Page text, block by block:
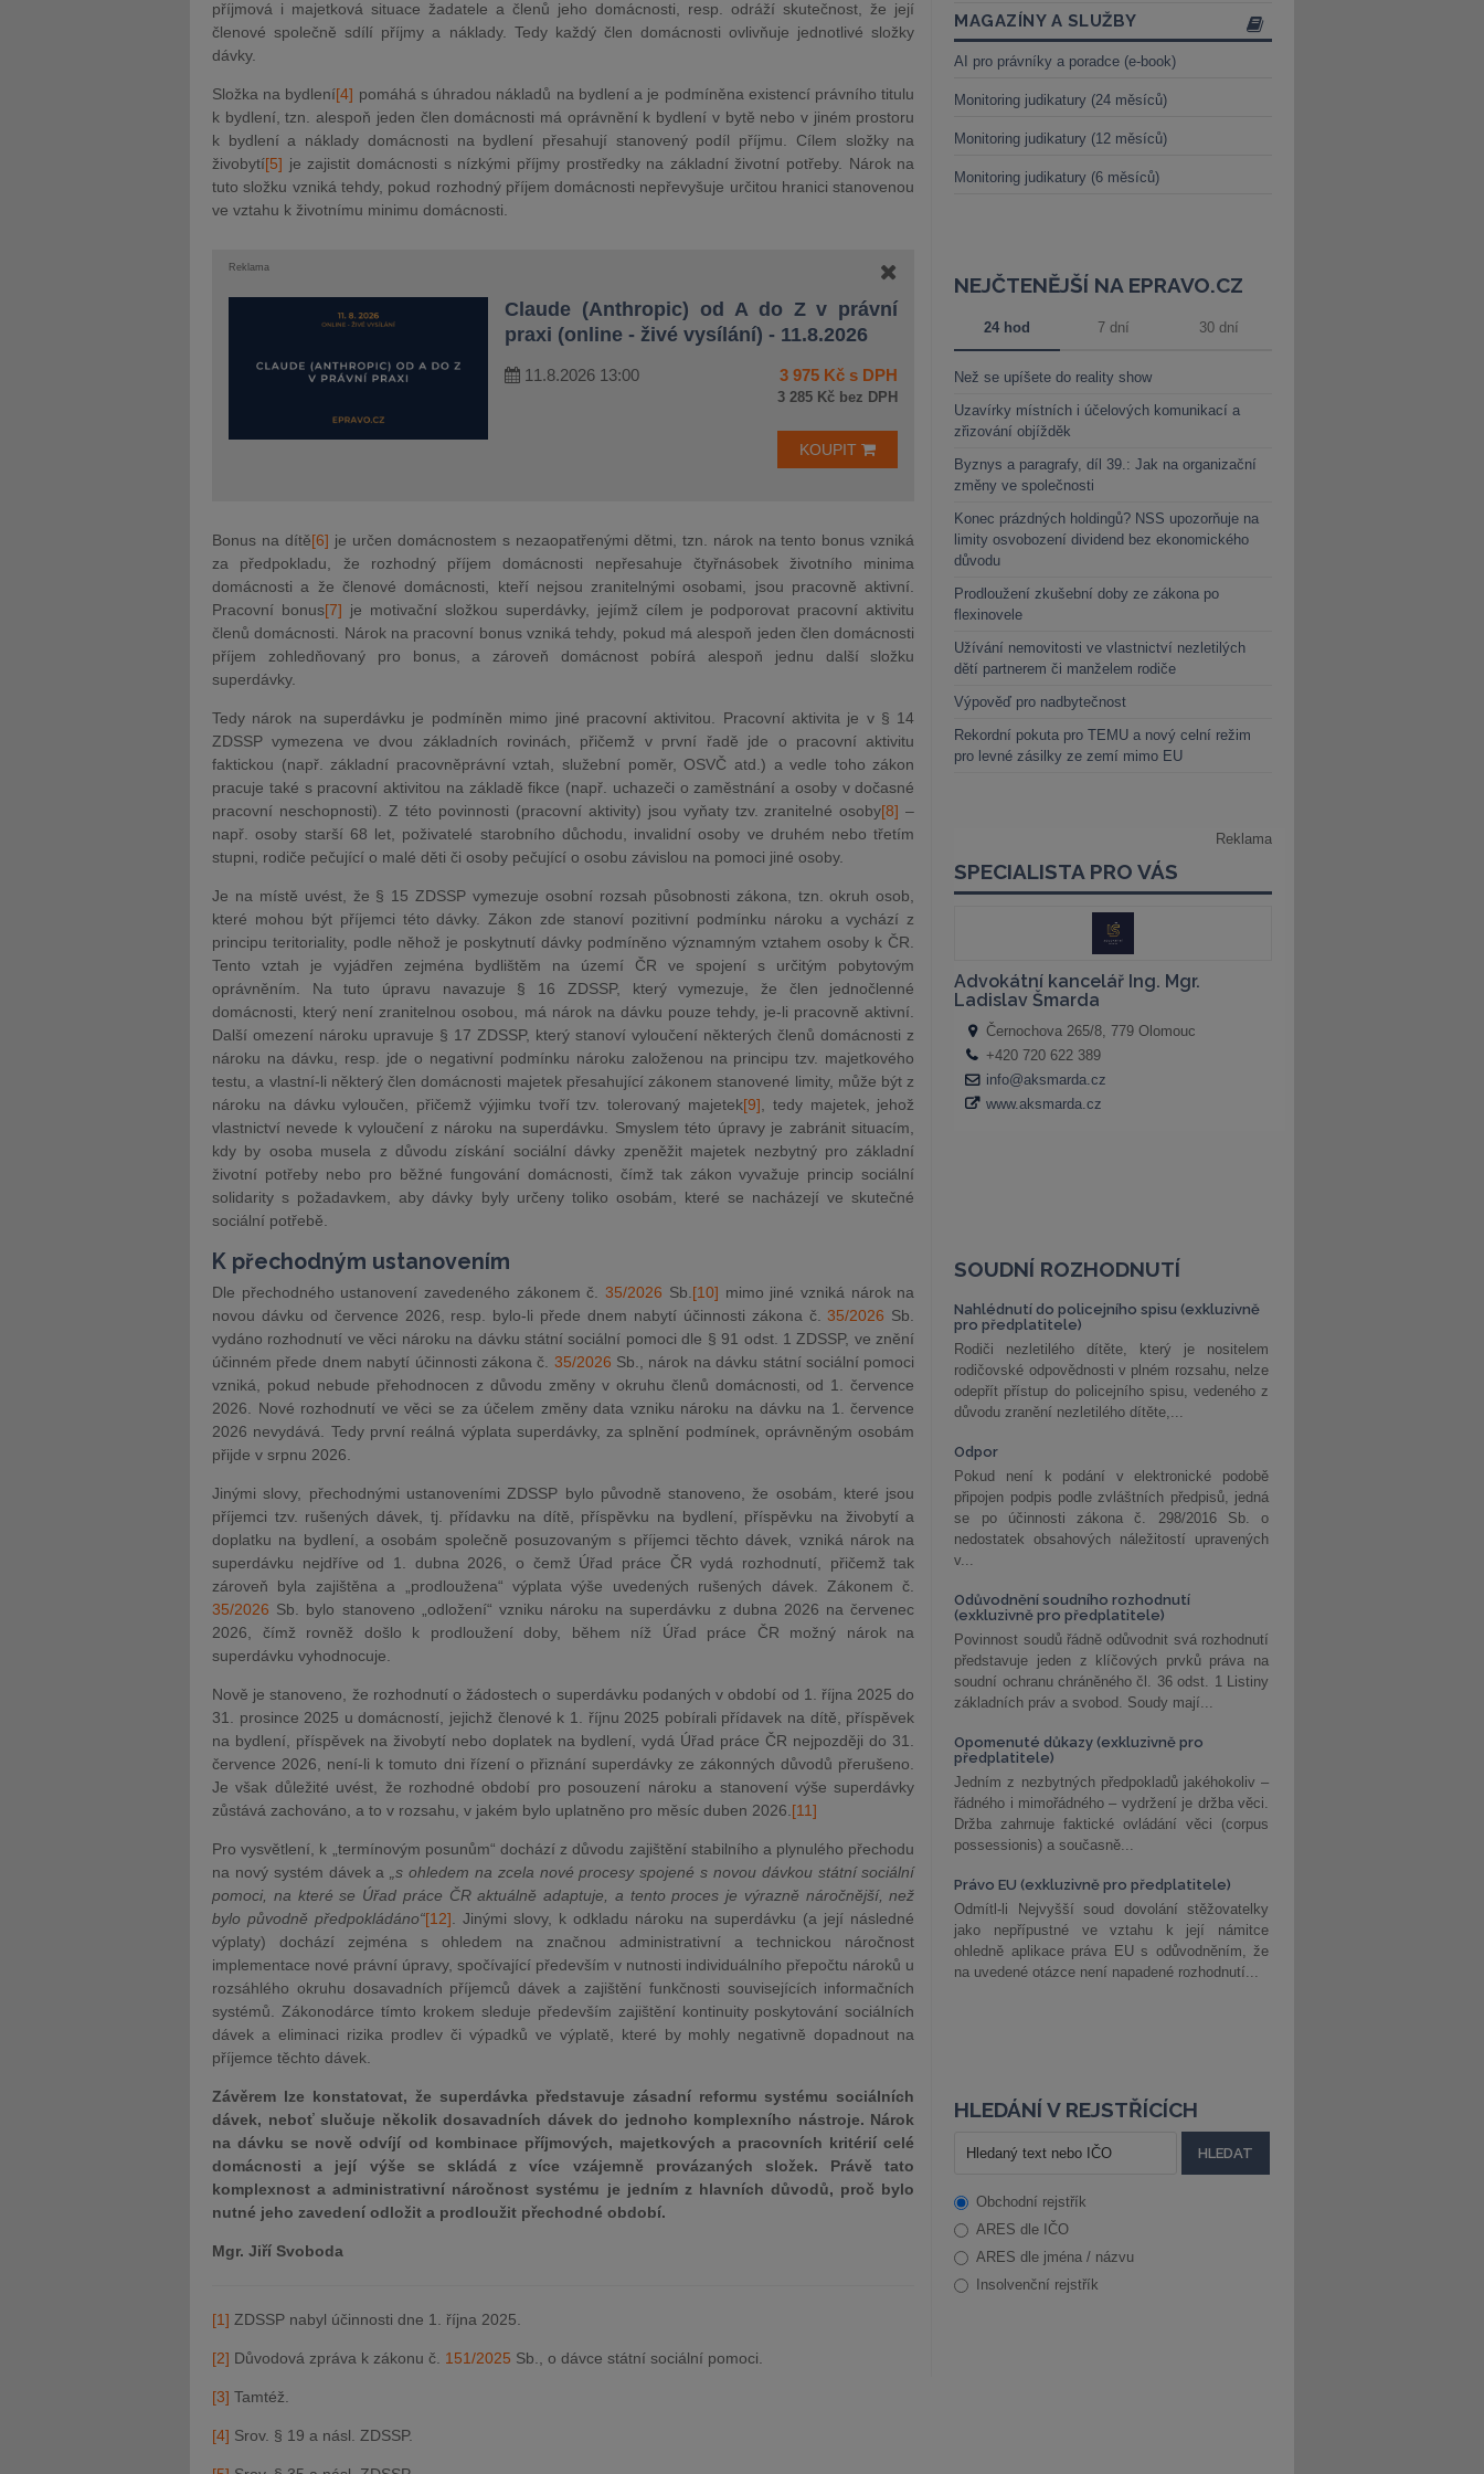
příjmová i majetková situace žadatele a členů jeho domácnosti, resp. odráží skutečnost, že její
členové společně sdílí příjmy a náklady. Tedy každý člen domácnosti ovlivňuje jednotlivé složky
dávky.
Složka na bydlení[4] pomáhá s úhradou nákladů na bydlení a je podmíněna existencí právního titulu
k bydlení, tzn. alespoň jeden člen domácnosti má oprávnění k bydlení v bytě nebo v jiném prostoru
k bydlení a náklady domácnosti na bydlení přesahují stanovený podíl příjmu.
Cílem složky na
živobytí[5] je zajistit domácnosti s nízkými příjmy prostředky na základní životní potřeby. Nárok na
tuto složku vzniká tehdy, pokud rozhodný příjem domácnosti nepřevyšuje určitou hranici stanovenou
ve vztahu k životnímu minimu domácnosti.
Reklama
Claude (Anthropic) od A do Z v právní
praxi (online - živé vysílání) - 11.8.2026
11.8.2026 13:00 3 975 Kč s DPH
3 285 Kč bez DPH
KOUPIT
Bonus na dítě[6] je určen domácnostem s nezaopatřenými dětmi, tzn. nárok na tento bonus vzniká
za předpokladu, že rozhodný příjem domácnosti nepřesahuje čtyřnásobek životního minima
domácnosti a že členové domácnosti, kteří nejsou zranitelnými osobami, jsou pracovně aktivní.
Pracovní bonus[7] je motivační složkou superdávky, jejímž cílem je podporovat pracovní aktivitu
členů domácnosti. Nárok na pracovní bonus vzniká tehdy, pokud má alespoň jeden člen domácnosti
příjem zohledňovaný pro bonus, a zároveň domácnost pobírá alespoň jednu další složku
superdávky.
Tedy nárok na superdávku je podmíněn mimo jiné pracovní aktivitou. Pracovní aktivita je v § 14
ZDSSP vymezena ve dvou základních rovinách, přičemž v první řadě jde o pracovní aktivitu
faktickou (např. základní pracovněprávní vztah, služební poměr, OSVČ atd.) a vedle toho zákon
pracuje také s pracovní aktivitou na základě fikce (např. uchazeči o zaměstnání a osoby v dočasné
pracovní neschopnosti). Z této povinnosti (pracovní aktivity) jsou vyňaty tzv. zranitelné osoby[8] –
např. osoby starší 68 let, poživatelé starobního důchodu, invalidní osoby ve druhém nebo třetím
stupni, rodiče pečující o malé děti či osoby pečující o osobu závislou na pomoci jiné osoby.
Je na místě uvést, že § 15 ZDSSP vymezuje osobní rozsah působnosti zákona, tzn. okruh osob,
které mohou být příjemci této dávky. Zákon zde stanoví pozitivní podmínku nároku a vychází z
principu teritoriality, podle něhož je poskytnutí dávky podmíněno významným vztahem osoby k ČR.
Tento vztah je vyjádřen zejména bydlištěm na území ČR ve spojení s určitým pobytovým
oprávněním. Na tuto úpravu navazuje § 16 ZDSSP, který vymezuje, že člen jednočlenné
domácnosti, který není zranitelnou osobou, má nárok na dávku pouze tehdy, je-li pracovně aktivní.
Další omezení nároku upravuje § 17 ZDSSP, který stanoví vyloučení některých členů domácnosti z
nároku na dávku, resp. jde o negativní podmínku nároku založenou na principu tzv. majetkového
testu, a vlastní-li některý člen domácnosti majetek přesahující zákonem stanovené limity, může být z
nároku na dávku vyloučen, přičemž výjimku tvoří tzv. tolerovaný majetek[9] , tedy majetek, jehož
vlastnictví nevede k vyloučení z nároku na superdávku. Smyslem této úpravy je zabránit situacím,
kdy by osoba musela z důvodu získání sociální dávky zpeněžit majetek nezbytný pro základní
životní potřeby nebo pro běžné fungování domácnosti, čímž tak zákon vyvažuje princip sociální
solidarity s požadavkem, aby dávky byly určeny toliko osobám, které se nacházejí ve skutečné
sociální potřebě.
K přechodným ustanovením
Dle přechodného ustanovení zavedeného zákonem č.35/2026 Sb. [10] mimo jiné vzniká nárok na
novou dávku od července 2026, resp. bylo-li přede dnem nabytí účinnosti zákona č.35/2026 Sb.
vydáno rozhodnutí ve věci nároku na dávku státní sociální pomoci dle § 91 odst. 1 ZDSSP, ve znění
účinném přede dnem nabytí účinnosti zákona č. 35/2026 Sb., nárok na dávku státní sociální pomoci
vzniká, pokud nebude přehodnocen z důvodu změny v okruhu členů domácnosti, od 1. července
2026. Nové rozhodnutí ve věci se za účelem změny data vzniku nároku na dávku na 1. července
2026 nevydává. Tedy první reálná výplata superdávky, za splnění podmínek, oprávněným osobám
přijde v srpnu 2026.
Jinými slovy, přechodnými ustanoveními ZDSSP bylo původně stanoveno, že osobám, které jsou
příjemci tzv. rušených dávek, tj. přídavku na dítě, příspěvku na bydlení, příspěvku na živobytí a
doplatku na bydlení, a osobám společně posuzovaným s příjemci těchto dávek, vzniká nárok na
superdávku nejdříve od 1. dubna 2026, o čemž Úřad práce ČR vydá rozhodnutí, přičemž tak
zároveň byla zajištěna a „prodloužena“ výplata výše uvedených rušených dávek. Zákonem č.
35/2026 Sb. bylo stanoveno „odložení“ vzniku nároku na superdávku z dubna 2026 na červenec
2026, čímž rovněž došlo k prodloužení doby, během níž Úřad práce ČR možný nárok na
superdávku vyhodnocuje.
Nově je stanoveno, že rozhodnutí o žádostech o superdávku podaných v období od 1. října 2025 do
31. prosince 2025 u domácností, jejichž členové k 1. říjnu 2025 pobírali přídavek na dítě, příspěvek
na bydlení, příspěvek na živobytí nebo doplatek na bydlení, vydá Úřad práce ČR nejpozději do 31.
července 2026, není-li k tomuto dni řízení o přiznání superdávky ze zákonných důvodů přerušeno.
Je však důležité uvést, že rozhodné období pro posouzení nároku a stanovení výše superdávky
zůstává zachováno, a to v rozsahu, v jakém bylo uplatněno pro měsíc duben 2026. [11]
Pro vysvětlení, k „termínovým posunům“ dochází z důvodu zajištění stabilního a plynulého přechodu
na nový systém dávek a
„s ohledem na zcela nové procesy spojené s novou dávkou státní sociální
pomoci, na které se Úřad práce ČR aktuálně adaptuje, a tento proces je výrazně náročnější, než
bylo původně předpokládáno“[12] . Jinými slovy, k odkladu nároku na superdávku (a její následné
výplaty) dochází zejména s ohledem na značnou administrativní a technickou náročnost
implementace nové právní úpravy, spočívající především v nutnosti individuálního přepočtu nároků u
rozsáhlého okruhu dosavadních příjemců dávek a zajištění funkčnosti souvisejících informačních
systémů. Zákonodárce tímto krokem sleduje především zajištění kontinuity poskytování sociálních
dávek a eliminaci rizika prodlev či výpadků ve výplatě, které by mohly negativně dopadnout na
příjemce těchto dávek.
Závěrem lze konstatovat, že superdávka představuje zásadní reformu systému sociálních
dávek, neboť slučuje několik dosavadních dávek do jednoho komplexního nástroje. Nárok
na dávku se nově odvíjí od kombinace příjmových, majetkových a pracovních kritérií celé
domácnosti a její výše se skládá z více vzájemně provázaných složek. Právě tato
komplexnost a administrativní náročnost systému je jedním z hlavních důvodů, proč bylo
nutné jeho zavedení odložit a prodloužit přechodné období.
Mgr. Jiří Svoboda
[1] ZDSSP nabyl účinnosti dne 1. října 2025.
[2] Důvodová zpráva k zákonu č. 151/2025 Sb., o dávce státní sociální pomoci.
[3] Tamtéž.
[4] Srov. § 19 a násl. ZDSSP.
MAGAZÍNY A SLUŽBY
AI pro právníky a poradce (e-book)
Monitoring judikatury (24 měsíců)
Monitoring judikatury (12 měsíců)
Monitoring judikatury (6 měsíců)
NEJČTENĚJŠÍ NA EPRAVO.CZ
24 hod 7 dní 30 dní
Než se upíšete do reality show
Uzavírky místních i účelových komunikací a
zřizování objížděk
Byznys a paragrafy, díl 39.: Jak na organizační
změny ve společnosti
Konec prázdných holdingů? NSS upozorňuje na
limity osvobození dividend bez ekonomického
důvodu
Prodloužení zkušební doby ze zákona po
flexinovele
Užívání nemovitosti ve vlastnictví nezletilých
dětí partnerem či manželem rodiče
Výpověď pro nadbytečnost
Rekordní pokuta pro TEMU a nový celní režim
pro levné zásilky ze zemí mimo EU
SOUDNÍ ROZHODNUTÍ
Nahlédnutí do policejního spisu (exkluzivně
pro předplatitele)
Rodiči nezletilého dítěte, který je nositelem
rodičovské odpovědnosti v plném rozsahu, nelze
odepřít přístup do policejního spisu, vedeného z
důvodu zranění nezletilého dítěte,...
Odpor
Pokud není k podání v elektronické podobě
připojen podpis podle zvláštních předpisů, jedná
se po účinnosti zákona č. 298/2016 Sb. o
nedostatek obsahových náležitostí upravených
v...
Odůvodnění soudního rozhodnutí
(exkluzivně pro předplatitele)
Povinnost soudů řádně odůvodnit svá rozhodnutí
představuje jeden z klíčových prvků práva na
soudní ochranu chráněného čl. 36 odst. 1 Listiny
základních práv a svobod. Soudy mají...
Opomenuté důkazy (exkluzivně pro
předplatitele)
Jedním z nezbytných předpokladů jakéhokoliv –
řádného i mimořádného – vydržení je držba věci.
Držba zahrnuje faktické ovládání věci (corpus
possessionis) a současně...
Právo EU (exkluzivně pro předplatitele)
Odmítl-li Nejvyšší soud dovolání stěžovatelky
jako nepřípustné ve vztahu k její námitce
ohledně aplikace práva EU s odůvodněním, že
na uvedené otázce není napadené rozhodnutí...
HLEDÁNÍ V REJSTŘÍCÍCH
Obchodní rejstřík
ARES dle IČO
ARES dle jména / názvu
Insolvenční rejstřík